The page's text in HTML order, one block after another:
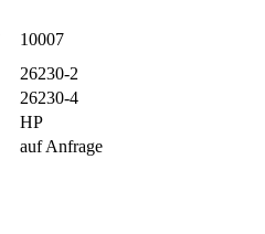
10007
26230-2
26230-4
HP
auf Anfrage